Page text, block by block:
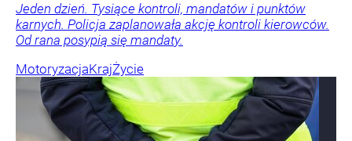
Jeden dzień. Tysiące kontroli, mandatów i punktów
karnych. Policja zaplanowała akcję kontroli kierowców.
Od rana posypią się mandaty.
MotoryzacjaKrajŻycie